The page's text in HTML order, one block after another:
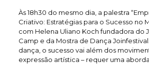
Às 18h30 do mesmo dia, a palestra
Criativo: Estratégias para o Sucesso no
com Helena Uliano Koch fundadora do
Camp e da Mostra de Dança
dança, o sucesso vai além dos
expressão artística – requer uma